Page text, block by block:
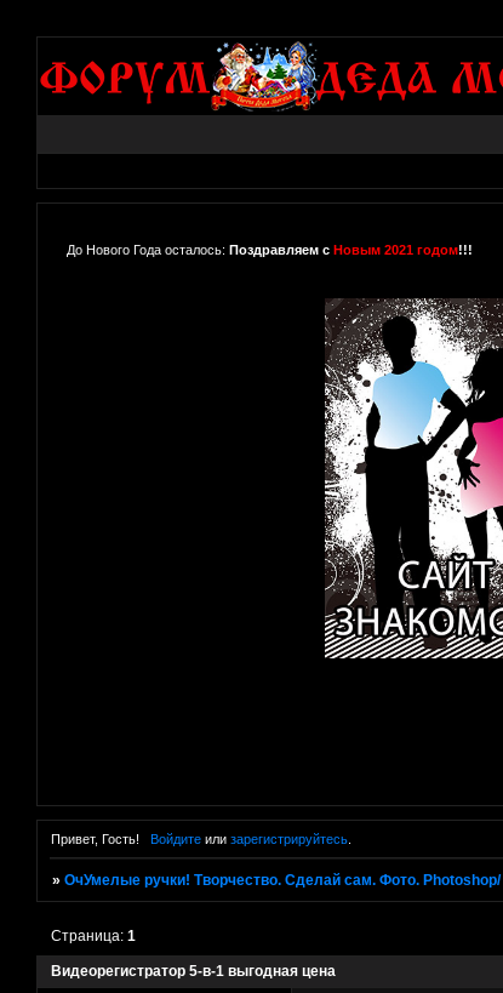
До Нового Года осталось: Поздравляем с Новым 2021 годом!!!
Привет, Гость! Войдитеили зарегистрируйтесь.
»ОчУмелые ручки! Творчество. Сделай сам. Фото. Photoshop/
Видеорегистратор 5-в-1 выгодная цена
Страница:1